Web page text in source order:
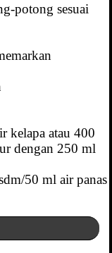
potong sesuai
kelapa atau 400
dengan 250 ml
50 ml air panas